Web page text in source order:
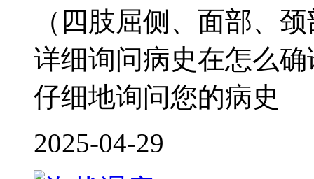
（四肢屈侧、面部、
详细询问病史在怎么
仔细地询问您的病史
2025-04-29